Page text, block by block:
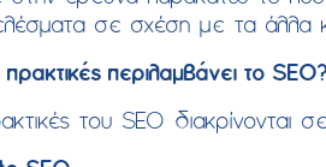
σε σχέση με τα άλλα
πρακτικές περιλαμβάνει το SEO?
του SEO διακρίνονται